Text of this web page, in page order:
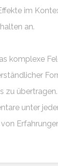
im
an.
komplexe
zu
unter